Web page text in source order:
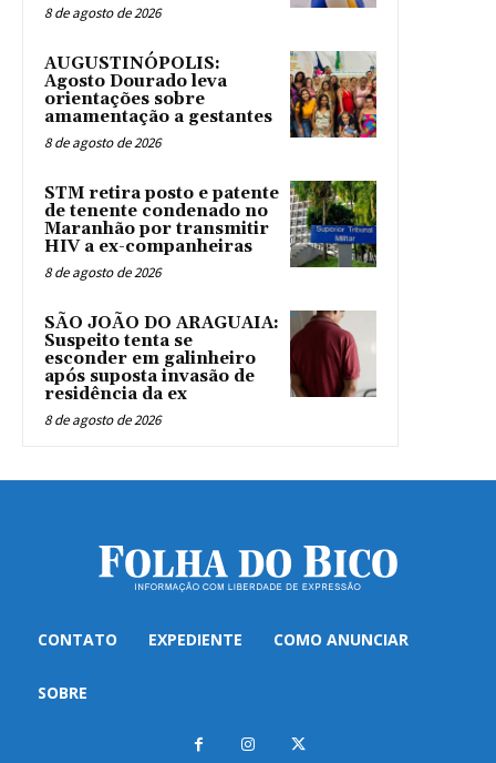
8 de agosto de 2026
AUGUSTINÓPOLIS:
Agosto Dourado leva
orientações sobre
amamentação a gestantes
8 de agosto de 2026
STM retira posto e patente
de tenente condenado no
Maranhão por transmitir
HIV a ex-companheiras
8 de agosto de 2026
SÃO JOÃO DO ARAGUAIA:
Suspeito tenta se
esconder em galinheiro
após suposta invasão de
residência da ex
8 de agosto de 2026
CONTATO EXPEDIENTE COMO ANUNCIAR
SOBRE